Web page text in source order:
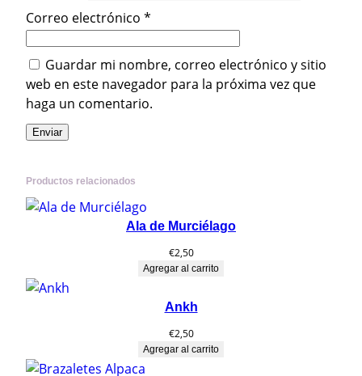
Correo electrónico *
Guardar mi nombre, correo electrónico y sitio
web en este navegador para la próxima vez que
haga un comentario.
Productos relacionados
Ala de Murciélago
€2,50
Agregar al carrito
Ankh
€2,50
Agregar al carrito